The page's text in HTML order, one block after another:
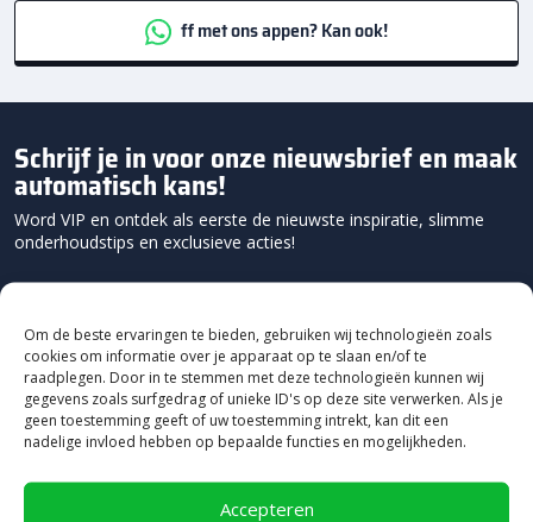
Om de beste ervaringen te bieden, gebruiken wij technologieën zoals
cookies om informatie over je apparaat op te slaan en/of te
raadplegen. Door in te stemmen met deze technologieën kunnen wij
gegevens zoals surfgedrag of unieke ID's op deze site verwerken. Als je
geen toestemming geeft of uw toestemming intrekt, kan dit een
nadelige invloed hebben op bepaalde functies en mogelijkheden.
Accepteren
ff met ons appen? Kan ook!
Schrijf je in voor onze nieuwsbrief en maak
automatisch kans!
Word VIP en ontdek als eerste de nieuwste inspiratie, slimme
onderhoudstips en exclusieve acties!